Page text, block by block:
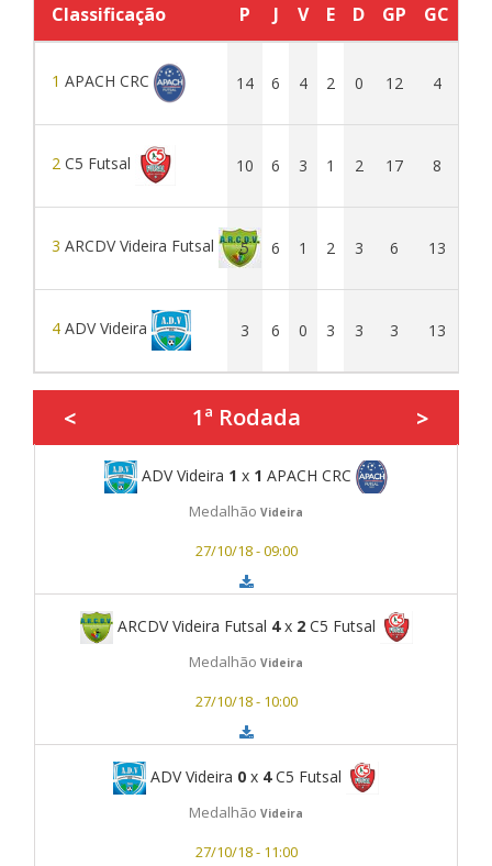
Classificação P J V E D GP GC
1 APACH CRC 14 6 4 2 0 12 4
2 C5 Futsal 10 6 3 1 2 17 8
3 ARCDV Videira Futsal 5 6 1 2 3 6 13
4 ADV Videira 3 6 0 3 3 3 13
< 1ª Rodada >
ADV Videira 1 x 1 APACH CRC
Medalhão Videira
27/10/18 - 09:00
ARCDV Videira Futsal 4x 2C5 Futsal
Medalhão Videira
27/10/18 - 10:00
ADV Videira 0 x 4C5 Futsal
Medalhão Videira
27/10/18 - 11:00